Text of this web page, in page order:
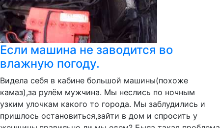
Если машина не заводится во
влажную погоду.
Видела себя в кабине большой машины(похоже
камаз),за рулём мужчина. Мы неслись по ночным
узким улочкам какого то города. Мы заблудились и
пришлось остановиться,зайти в дом и спросить у